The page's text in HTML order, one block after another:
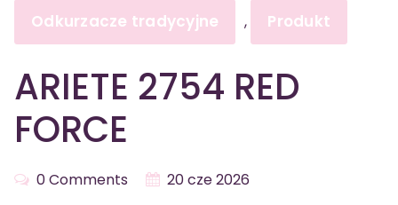
Odkurzacze tradycyjne , Produkt
ARIETE 2754 RED
FORCE
0 Comments 20 cze 2026